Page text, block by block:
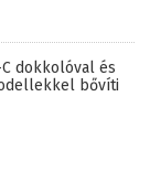
dokkolóval és
bővíti